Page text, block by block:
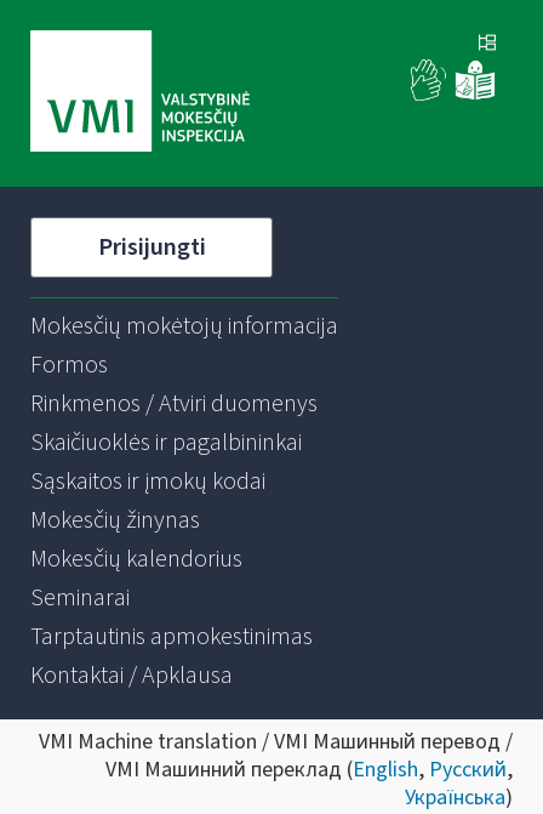
Prisijungti
Mokesčių mokėtojų informacija
Formos
Rinkmenos / Atviri duomenys
Skaičiuoklės ir pagalbininkai
Sąskaitos ir įmokų kodai
Mokesčių žinynas
Mokesčių kalendorius
Seminarai
Tarptautinis apmokestinimas
Kontaktai / Apklausa
VMI Machine translation / VMI Машинный перевод /
VMI Машинний переклад (English, Русский,
Українська)